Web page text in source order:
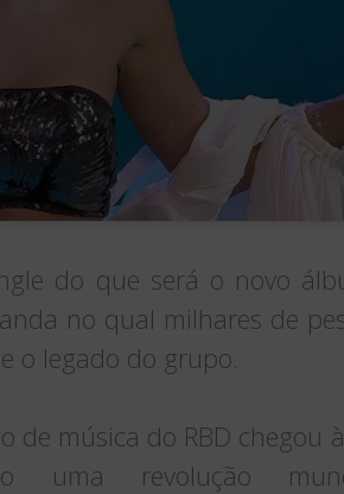
do que será o novo
no qual milhares de
o legado do grupo.
de música do RBD chegou
uma revolução